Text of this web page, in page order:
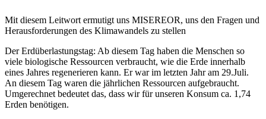
Mit diesem Leitwort ermutigt uns MISEREOR, uns den Fragen und
Heraus­forderungen des Klimawandels zu stellen
Der Erdüberlastungstag: Ab diesem Tag haben die Menschen so
viele biologische Ressourcen verbraucht, wie die Erde innerhalb
eines Jahres regenerieren kann. Er war im letzten Jahr am 29.Juli.
An diesem Tag waren die jährlichen Ressourcen aufgebraucht.
Umgerechnet bedeutet das, dass wir für unseren Konsum ca. 1,74
Erden benötigen.